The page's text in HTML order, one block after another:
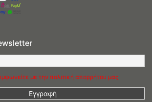
με την πολιτική απορρήτου μας